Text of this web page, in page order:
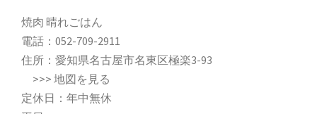
焼肉 晴れごはん
電話： 052-709-2911
住所：愛知県名古屋市名東区極楽3-93
>>> 地図を見る
定休日：年中無休